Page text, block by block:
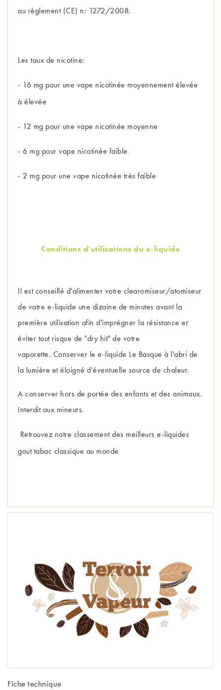
au règlement (CE) n: 1272/2008.
Les taux de nicotine:
- 16 mg pour une vape nicotinée moyennement élevée
à élevée
- 12 mg pour une vape nicotinée moyenne
- 6 mg pour vape nicotinée faible
- 2 mg pour une vape nicotinée très faible
Conditions d'utilisations du e-liquide
Il est conseillé d'alimenter votre clearomiseur/atomiseur
de votre e-liquide une dizaine de minutes avant la
première utilisation afin d'imprégner la résistance et
éviter tout risque de "dry hit" de votre
vaporette. Conserver le e-liquide Le Basque à l'abri de
la lumière et éloigné d'éventuelle source de chaleur.
A conserver hors de portée des enfants et des animaux.
Interdit aux mineurs.
Retrouvez notre classement des meilleurs e-liquides
gout tabac classique au monde
Fiche technique